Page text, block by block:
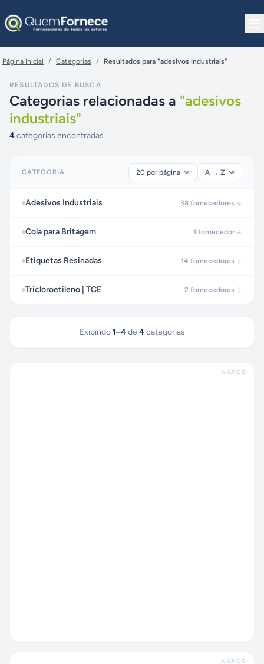
Página Inicial / Categorias / Resultados para "adesivos industriais"
RESULTADOS DE BUSCA
Categorias relacionadas a "adesivos
industriais"
4categorias encontradas
CATEGORIA
Adesivos Industriais 38 fornecedores
Cola para Britagem 1 fornecedor
Etiquetas Resinadas 14 fornecedores
Tricloroetileno | TCE 2 fornecedores
Exibindo 1–4 de 4 categorias
ANÚNCIO
ANÚNCIO